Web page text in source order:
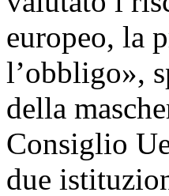
europeo, la
l’obbligo»,
della
Consiglio
due